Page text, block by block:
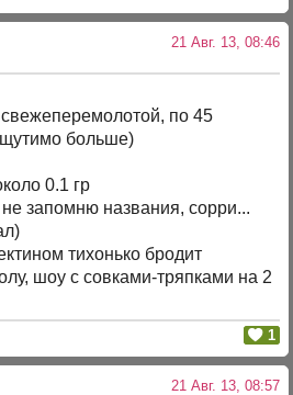
21 Авг. 13, 08:46
по 45
больше)
0.1 гр
запомню названия, сорри...
тихонько бродит
шоу с совками-тряпками на 2
1
21 Авг. 13, 08:57